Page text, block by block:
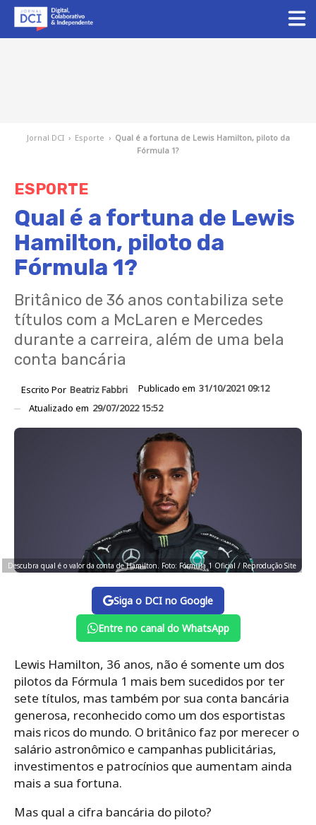
Jornal DCI › Esporte › Qual é a fortuna de Lewis Hamilton, piloto da
Fórmula 1?
ESPORTE
Qual é a fortuna de Lewis
Hamilton, piloto da
Fórmula 1?
Britânico de 36 anos contabiliza sete
títulos com a McLaren e Mercedes
durante a carreira, além de uma bela
conta bancária
Escrito Por Beatriz Fabbri Publicado em 31/10/2021 09:12
Atualizado em 29/07/2022 15:52
Descubra qual é o valor da conta de Hamilton. Foto: Fórmula 1 Oficial / Reprodução Site
Siga o DCI no Google
Entre no canal do WhatsApp
Lewis Hamilton, 36 anos, não é somente um dos
pilotos da Fórmula 1 mais bem sucedidos por ter
sete títulos, mas também por sua conta bancária
generosa, reconhecido como um dos esportistas
mais ricos do mundo. O britânico faz por merecer o
salário astronômico e campanhas publicitárias,
investimentos e patrocínios que aumentam ainda
mais a sua fortuna.
Mas qual a cifra bancária do piloto?